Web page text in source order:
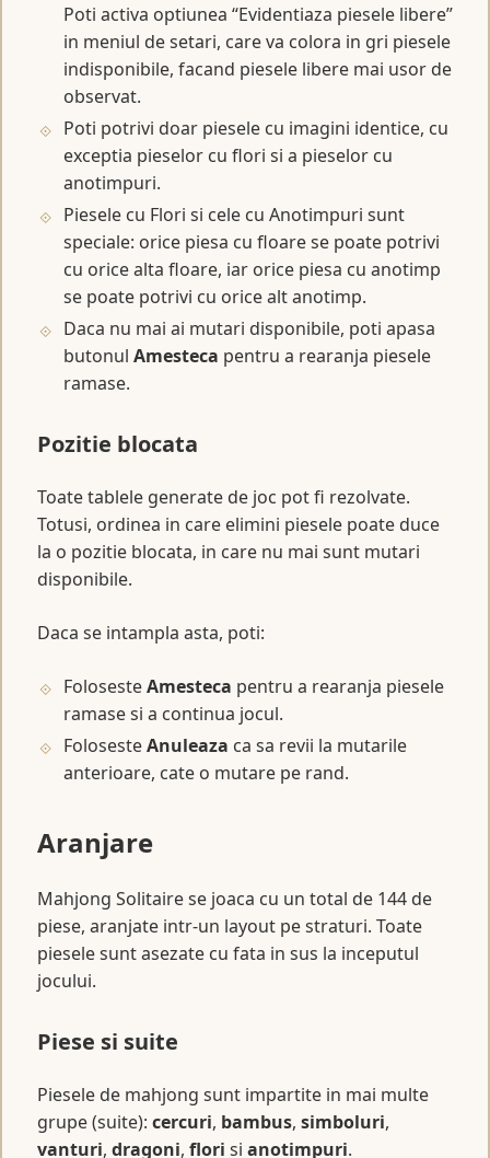
Poti activa optiunea “Evidentiaza piesele libere”
in meniul de setari, care va colora in gri piesele
indisponibile, facand piesele libere mai usor de
observat.
Poti potrivi doar piesele cu imagini identice, cu
exceptia pieselor cu flori si a pieselor cu
anotimpuri.
Piesele cu Flori si cele cu Anotimpuri sunt
speciale: orice piesa cu floare se poate potrivi
cu orice alta floare, iar orice piesa cu anotimp
se poate potrivi cu orice alt anotimp.
Daca nu mai ai mutari disponibile, poti apasa
butonul Amesteca pentru a rearanja piesele
ramase.
Pozitie blocata
Toate tablele generate de joc pot fi rezolvate.
Totusi, ordinea in care elimini piesele poate duce
la o pozitie blocata, in care nu mai sunt mutari
disponibile.
Daca se intampla asta, poti:
FolosesteAmesteca pentru a rearanja piesele
ramase si a continua jocul.
FolosesteAnuleaza ca sa revii la mutarile
anterioare, cate o mutare pe rand.
Aranjare
Mahjong Solitaire se joaca cu un total de 144 de
piese, aranjate intr-un layout pe straturi. Toate
piesele sunt asezate cu fata in sus la inceputul
jocului.
Piese si suite
Piesele de mahjong sunt impartite in mai multe
grupe (suite): cercuri, bambus, simboluri,
vanturi, dragoni, flori si anotimpuri.